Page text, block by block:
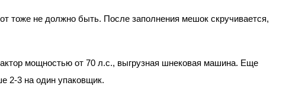
тоже не должно быть. После заполнения мешок скручивается,
мощностью от 70 л.с., выгрузная шнековая машина. Еще
2-3 на один упаковщик.